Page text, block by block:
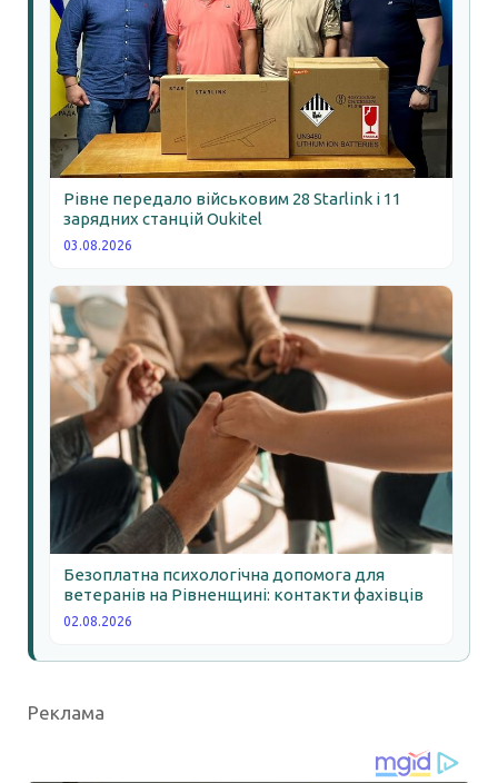
Рівне передало військовим 28 Starlink і 11
зарядних станцій Oukitel
03.08.2026
Безоплатна психологічна допомога для
ветеранів на Рівненщині: контакти фахівців
02.08.2026
Реклама